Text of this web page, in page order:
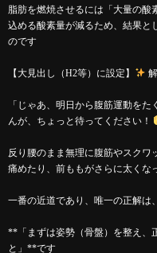
脂肪を燃焼させるには「大量の酸
込める酸素量が減るため、結果と
のです
【大見出し（H2等）に設定】
「じゃあ、明日から腹筋運動を
んが、ちょっと待ってください！
反り腰のまま無理に腹筋やスクワ
痛めたり、前ももがさらに太くな
一番の近道であり、唯一の正解は、
**「まずは姿勢（骨盤）を整え、
と」**です